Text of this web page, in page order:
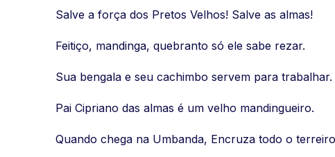
Salve a força dos Pretos Velhos! Salve as almas!
Feitiço, mandinga, quebranto só ele sabe rezar.
Sua bengala e seu cachimbo servem para trabalhar.
Pai Cipriano das almas é um velho mandingueiro.
Quando chega na Umbanda, Encruza todo o